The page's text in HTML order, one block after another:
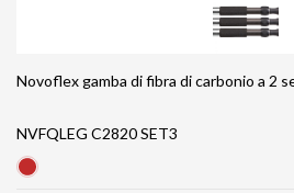
Novoflex gamba di fibra di carbonio a 2
NVFQLEG C2820 SET3